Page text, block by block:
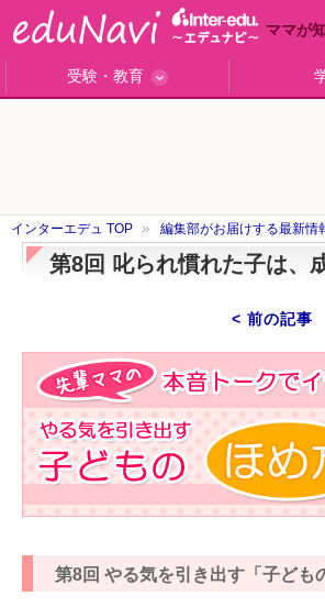
ママが
受験・教育
インターエデュ TOP 編集部がお届けする最新情
第8回 叱られ慣れた子は、
< 前の記事
第8回 やる気を引き出す「子ども